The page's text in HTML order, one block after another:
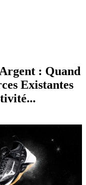
: Quand
Existantes